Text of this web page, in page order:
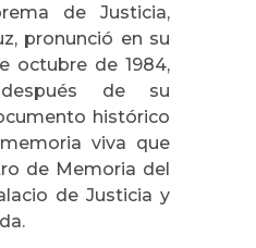
de Justicia,
pronunció en su
octubre de 1984,
de su
histórico
viva que
de Memoria del
de Justicia y